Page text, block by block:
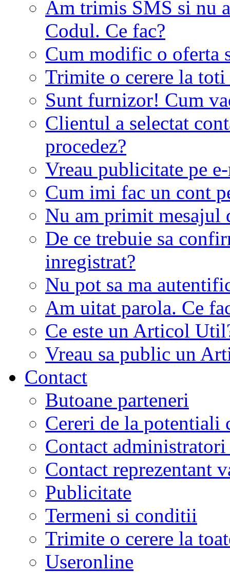
Am trimis SMS si nu
Codul. Ce fac?
Cum modific o oferta
Trimite o cerere la
Sunt furnizor! Cum
Clientul a selectat
procedez?
Vreau publicitate pe
Cum imi fac un cont
Nu am primit mesajul
De ce trebuie sa
inregistrat?
Nu pot sa ma
Am uitat parola. Ce
Ce este un Articol
Vreau sa public un
Contact
Butoane parteneri
Cereri de la potentiali
Contact
Contact reprezentant
Publicitate
Termeni si conditii
Trimite o cerere la
Useronline